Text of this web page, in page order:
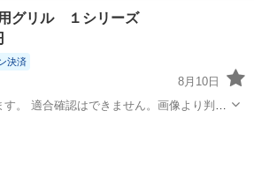
外装、車外用品 フロントガラス
グリル １シリーズ
決済
8月10日
。 適合確認はできません。画像より判断